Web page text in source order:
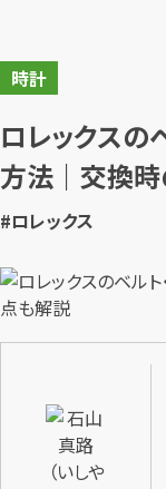
時計
ロレックスの
方法｜交換
#ロレックス